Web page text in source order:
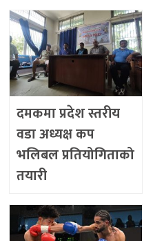
दमकमा प्रदेश स्तरीय
वडा अध्यक्ष कप
भलिबल प्रतियोगिताको
तयारी